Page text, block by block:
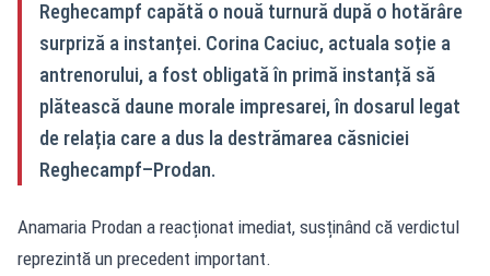
Reghecampf capătă o nouă turnură după o hotărâre
surpriză a instanței. Corina Caciuc, actuala soție a
antrenorului, a fost obligată în primă instanță să
plătească daune morale impresarei, în dosarul legat
de relația care a dus la destrămarea căsniciei
Reghecampf–Prodan.
Anamaria Prodan a reacționat imediat, susținând că verdictul
reprezintă un precedent important.